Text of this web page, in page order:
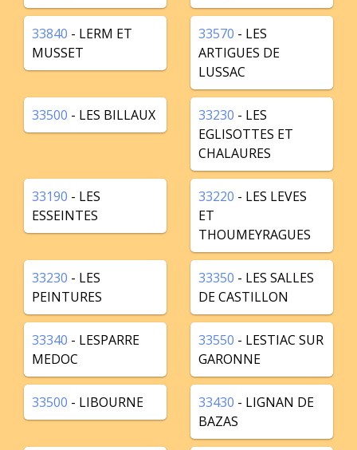
33840 - LERM ET
MUSSET
33570 - LES
ARTIGUES DE
LUSSAC
33500 - LES BILLAUX 33230 - LES
EGLISOTTES ET
CHALAURES
33190 - LES
ESSEINTES
33220 - LES LEVES
ET
THOUMEYRAGUES
33230 - LES
PEINTURES
33350 - LES SALLES
DE CASTILLON
33340 - LESPARRE
MEDOC
33550 - LESTIAC SUR
GARONNE
33500 - LIBOURNE 33430 - LIGNAN DE
BAZAS